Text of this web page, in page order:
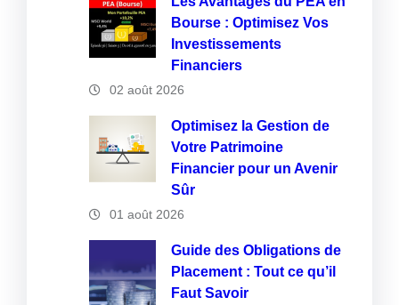
Bourse : Optimisez Vos
Investissements
Financiers
02 août 2026
Optimisez la Gestion de
Votre Patrimoine
Financier pour un Avenir
Sûr
01 août 2026
Guide des Obligations de
Placement : Tout ce qu’il
Faut Savoir